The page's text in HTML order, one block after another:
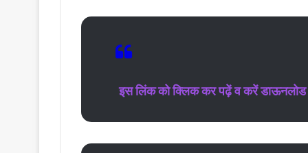
इस लिंक को क्लिक कर पढ़ें व करें डाऊनलोड